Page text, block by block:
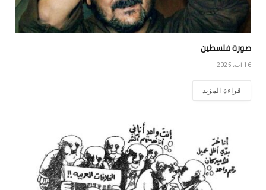
صورة فلسطين
16 آب، 2025
قراءة المزيد